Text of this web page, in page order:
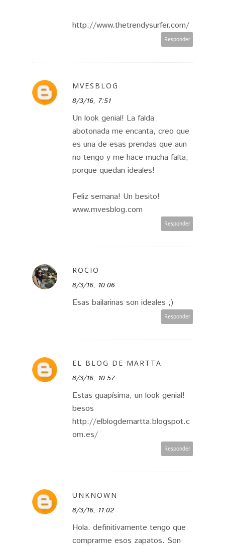
http://www.thetrendysurfer.com/
Responder
MVESBLOG
8/3/16, 7:51
Un look genial! La falda
abotonada me encanta, creo que
es una de esas prendas que aun
no tengo y me hace mucha falta,
porque quedan ideales!
Feliz semana! Un besito!
www.mvesblog.com
Responder
ROCIO
8/3/16, 10:06
Esas bailarinas son ideales ;)
Responder
EL BLOG DE MARTTA
8/3/16, 10:57
Estas guapísima, un look genial!
besos
http://elblogdemartta.blogspot.c
om.es/
Responder
UNKNOWN
8/3/16, 11:02
Hola. definitivamente tengo que
comprarme esos zapatos. Son